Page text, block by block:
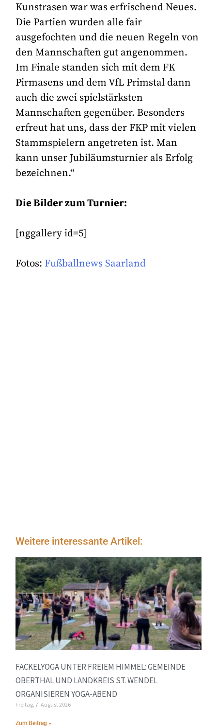
Kunstrasen war was erfrischend Neues.
Die Partien wurden alle fair
ausgefochten und die neuen Regeln von
den Mannschaften gut angenommen.
Im Finale standen sich mit dem FK
Pirmasens und dem VfL Primstal dann
auch die zwei spielstärksten
Mannschaften gegenüber. Besonders
erfreut hat uns, dass der FKP mit vielen
Stammspielern angetreten ist. Man
kann unser Jubiläumsturnier als Erfolg
bezeichnen.“
Die Bilder zum Turnier:
[nggallery id=5]
Fotos: Fußballnews Saarland
Weitere interessante Artikel:
FACKELYOGA UNTER FREIEM HIMMEL: GEMEINDE
OBERTHAL UND LANDKREIS ST. WENDEL
ORGANISIEREN YOGA-ABEND
Freitag, 7. August 2026
Zum Beitrag »